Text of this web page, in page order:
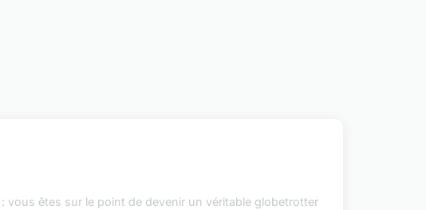
vous êtes sur le point de devenir un véritable globetrotter